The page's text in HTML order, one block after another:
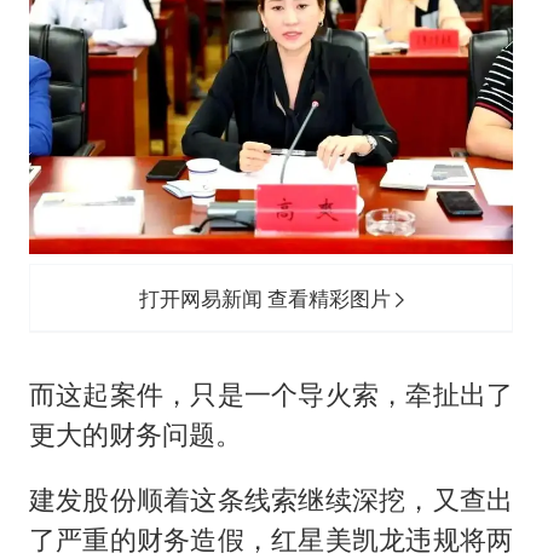
打开网易新闻 查看精彩图片
而这起案件，只是一个导火索，牵扯出了
更大的财务问题。
建发股份顺着这条线索继续深挖，又查出
了严重的财务造假，红星美凯龙违规将两